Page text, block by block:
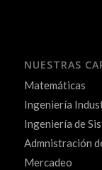
NUESTRAS
Matemáticas
Ingeniería
Ingeniería de
Admnistración
Mercadeo